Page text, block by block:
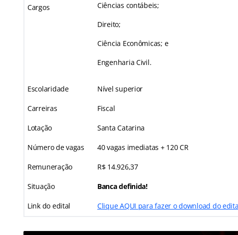
Cargos
Ciências contábeis;
Direito;
Ciência Econômicas; e
Engenharia Civil.
Escolaridade Nível superior
Carreiras Fiscal
Lotação Santa Catarina
Número de vagas 40 vagas imediatas + 120 CR
Remuneração R$ 14.926,37
Situação Banca definida!
Link do edital Clique AQUI para fazer o download do